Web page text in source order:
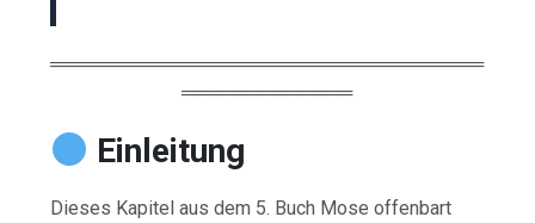
═════════════════════════════════
═════════════
Einleitung
Dieses Kapitel aus dem 5. Buch Mose offenbart